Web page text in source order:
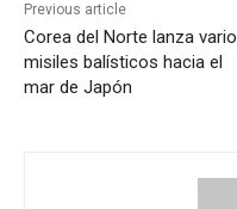
Previous article
Corea del Norte lanza
misiles balísticos hacia el
mar de Japón